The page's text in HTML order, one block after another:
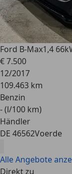
Ford B-Max1,4
€ 7.500
12/2017
109.463 km
Benzin
- (l/100 km)
Händler
DE 46562Voerde
Alle Angebote
Direkt zu